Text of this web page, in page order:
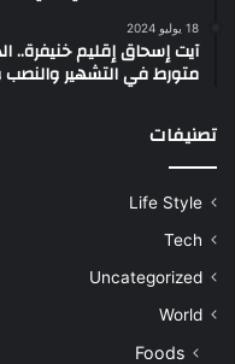
18 يوليو 2024
آيت إسحاق إقليم خنيفرة..
متورط في التشهير والنصب
تصنيفات
Life Style
Tech
Uncategorized
World
Foods